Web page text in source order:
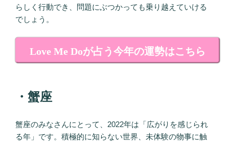
らしく行動でき、問題にぶつかっても乗り越えていける
でしょう。
Love Me Doが占う今年の運勢はこちら
・蟹座
蟹座のみなさんにとって、2022年は「広がりを感じられ
る年」です。積極的に知らない世界、未体験の物事に触